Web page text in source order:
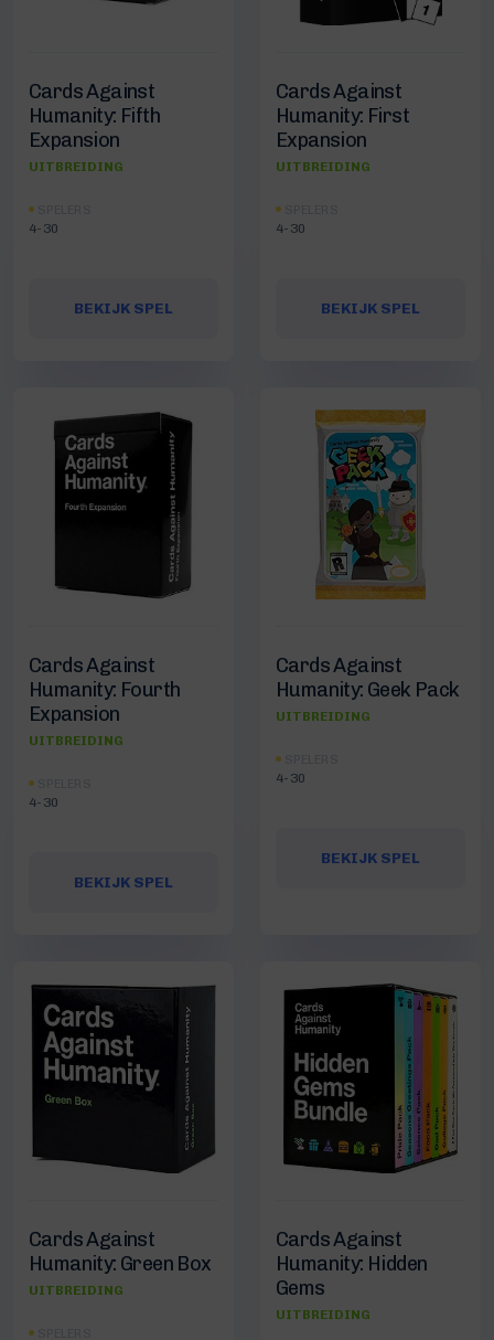
Cards Against
Humanity: Fifth
Expansion
UITBREIDING
4-30
BEKIJK SPEL
Cards Against
Humanity: First
Expansion
UITBREIDING
4-30
BEKIJK SPEL
Cards Against
Humanity: Fourth
Expansion
UITBREIDING
4-30
BEKIJK SPEL
Cards Against
Humanity: Geek Pack
UITBREIDING
4-30
BEKIJK SPEL
Cards Against
Humanity: Green Box
UITBREIDING
Cards Against
Humanity: Hidden
Gems
UITBREIDING